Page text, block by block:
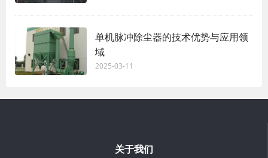
单机脉冲除尘器的技术优势与应用领
域
2025-03-11
关于我们